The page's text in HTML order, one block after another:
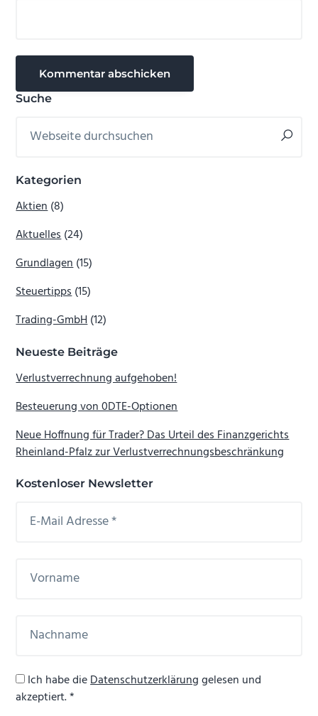
Seitenspalte
Suche
durchsuchen
Kategorien
Aktien(8)
Aktuelles(24)
Grundlagen(15)
Steuertipps(15)
Trading-GmbH(12)
Neueste Beiträge
Verlustverrechnung aufgehoben!
Besteuerung von 0DTE-Optionen
Neue Hoffnung für Trader? Das Urteil des Finanzgerichts
Rheinland-Pfalz zur Verlustverrechnungsbeschränkung
Kostenloser Newsletter
Ich habe dieDatenschutzerklärunggelesen und
akzeptiert. *